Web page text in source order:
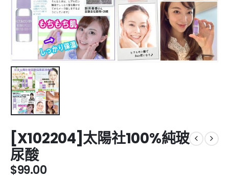
[X102204]太陽社100%純玻
尿酸
$99.00